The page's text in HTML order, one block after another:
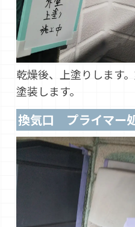
乾燥後、上塗りします
塗装します。
換気口 プライマー